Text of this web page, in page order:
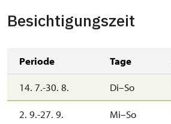
Besichtigungszeit
Periode Tage
14. 7.-30. 8. Di–So
2. 9.-27. 9. Mi–So